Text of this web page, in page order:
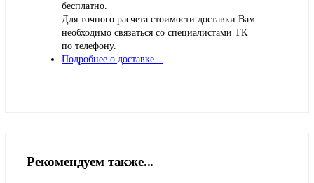
бесплатно.
Для точного расчета стоимости доставки Вам
необходимо связаться со специалистами ТК
по телефону.
Подробнее о доставке...
Рекомендуем также...